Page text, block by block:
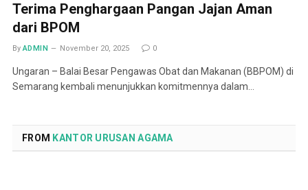
Terima Penghargaan Pangan Jajan Aman
dari BPOM
By ADMIN November 20, 2025 0
Ungaran – Balai Besar Pengawas Obat dan Makanan (BBPOM) di
Semarang kembali menunjukkan komitmennya dalam…
FROM KANTOR URUSAN AGAMA